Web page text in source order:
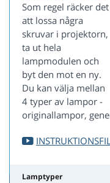
Som regel räcker det
att lossa några
skruvar i projektorn,
ta ut hela
lampmodulen och
byt den mot en ny.
Du kan välja mellan
4 typer av lampor -
originallampor,
Lamptyper